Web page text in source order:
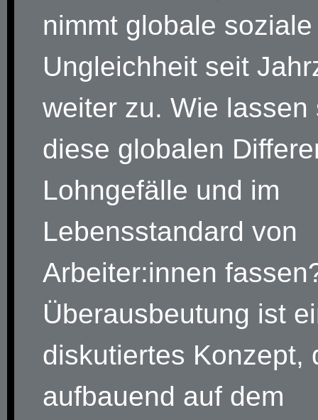
nimmt globale soziale
Ungleichheit seit
weiter zu. Wie lassen
diese globalen
Lohngefälle und im
Lebensstandard von
Arbeiter:innen
Überausbeutung ist
diskutiertes Konzept,
aufbauend auf dem